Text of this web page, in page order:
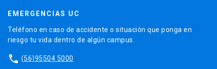
EMERGENCIAS UC
Teléfono en caso de accidente o situación que ponga en
riesgo tu vida dentro de algún campus.
phone (56)95504 5000